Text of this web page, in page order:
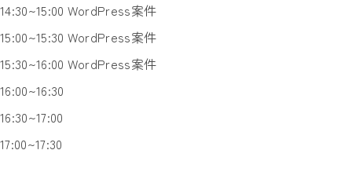
14:30~15:00 WordPress案件
15:00~15:30 WordPress案件
15:30~16:00 WordPress案件
16:00~16:30
16:30~17:00
17:00~17:30